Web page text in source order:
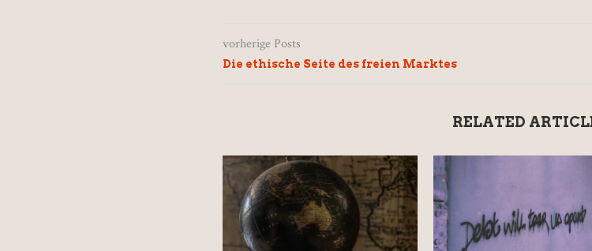
vorherige Posts
Die ethische Seite des freien Marktes
RELATED